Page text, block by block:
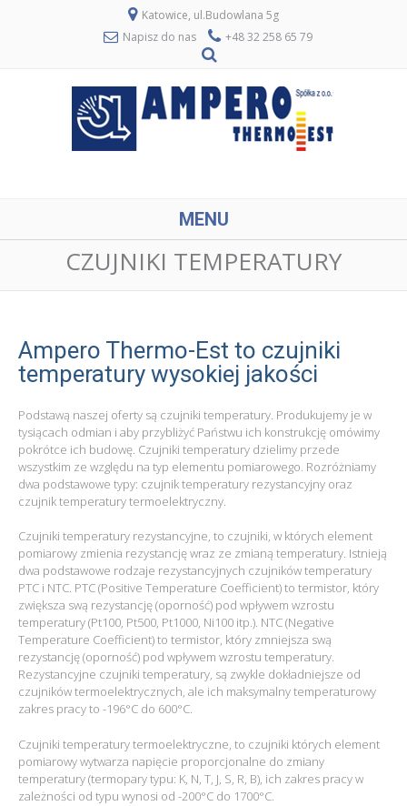
Katowice, ul.Budowlana 5g
Napisz do nas
+48 32 258 65 79
MENU
CZUJNIKI TEMPERATURY
Ampero Thermo-Est to czujniki
temperatury wysokiej jakości
Podstawą naszej oferty są czujniki temperatury. Produkujemy je w
tysiącach odmian i aby przybliżyć Państwu ich konstrukcję omówimy
pokrótce ich budowę. Czujniki temperatury dzielimy przede
wszystkim ze względu na typ elementu pomiarowego. Rozróżniamy
dwa podstawowe typy: czujnik temperatury rezystancyjny oraz
czujnik temperatury termoelektryczny.
Czujniki temperatury rezystancyjne, to czujniki, w których element
pomiarowy zmienia rezystancję wraz ze zmianą temperatury. Istnieją
dwa podstawowe rodzaje rezystancyjnych czujników temperatury
PTC i NTC. PTC (Positive Temperature Coefficient) to termistor, który
zwiększa swą rezystancję (oporność) pod wpływem wzrostu
temperatury (Pt100, Pt500, Pt1000, Ni100 itp.). NTC (Negative
Temperature Coefficient) to termistor, który zmniejsza swą
rezystancję (oporność) pod wpływem wzrostu temperatury.
Rezystancyjne czujniki temperatury, są zwykle dokładniejsze od
czujników termoelektrycznych, ale ich maksymalny temperaturowy
zakres pracy to -196°C do 600°C.
Czujniki temperatury termoelektryczne, to czujniki których element
pomiarowy wytwarza napięcie proporcjonalne do zmiany
temperatury (termopary typu: K, N, T, J, S, R, B), ich zakres pracy w
zależności od typu wynosi od -200°C do 1700°C.